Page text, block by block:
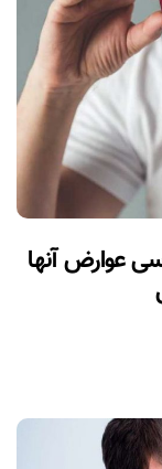
عوارض آنها